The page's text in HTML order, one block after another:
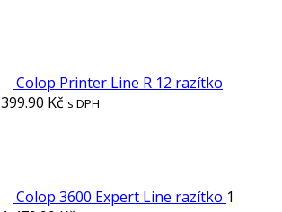
Colop Printer Line R 12 razítko
399.90 Kč s DPH
Colop 3600 Expert Line razítko 1